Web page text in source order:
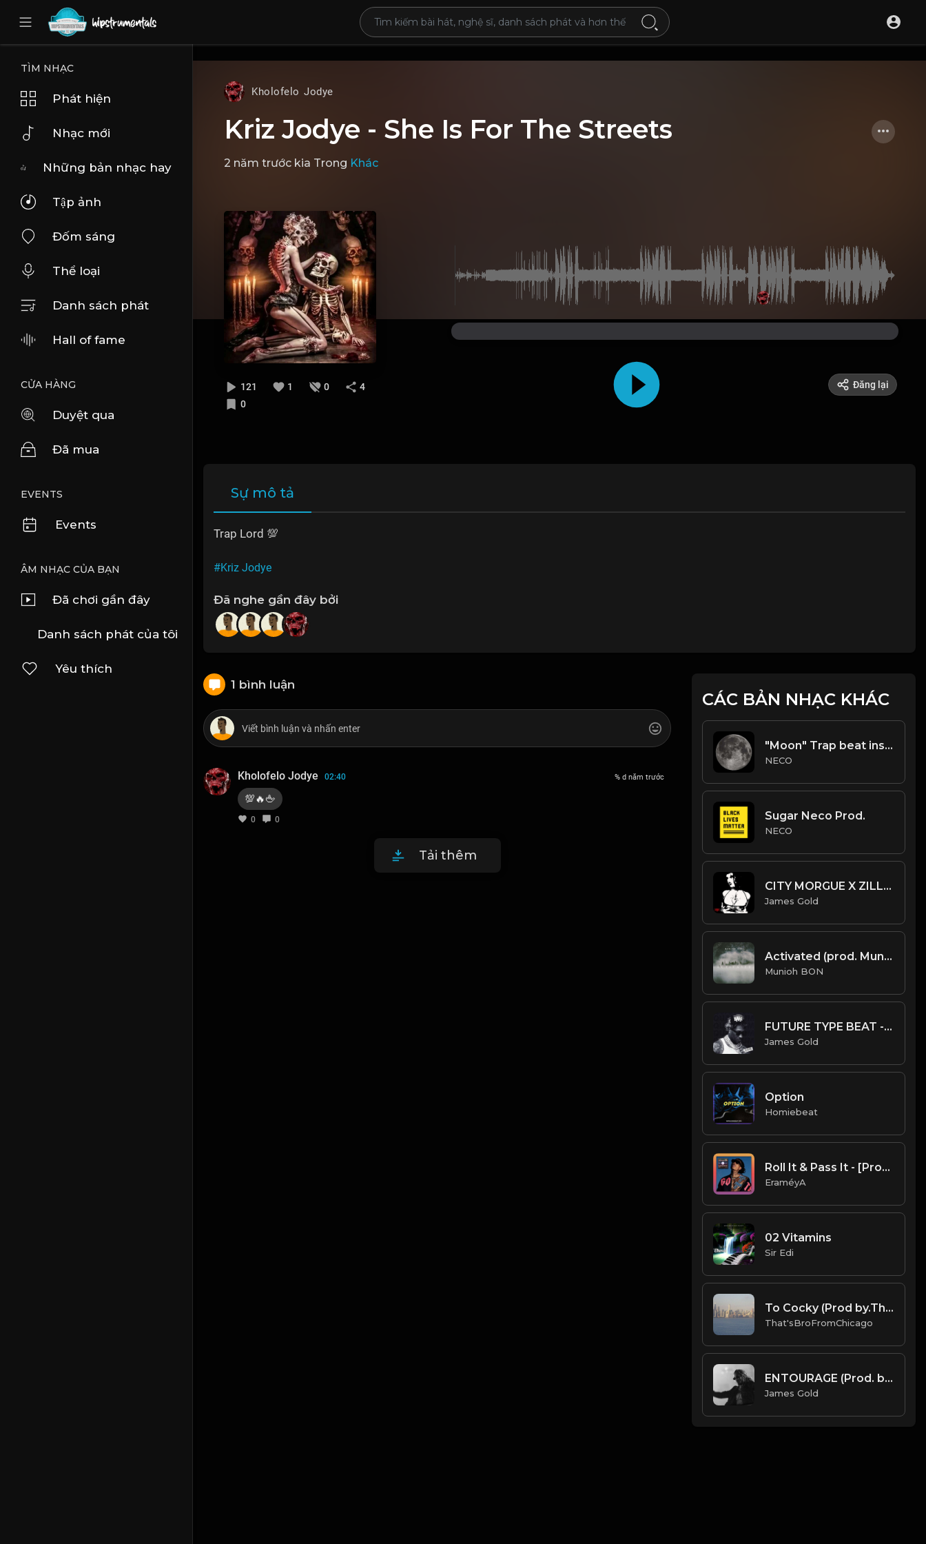
UA-36237165-1
TÌM NHẠC
Phát hiện
Nhạc mới
Những bản nhạc hay
Tập ảnh
Đốm sáng
Thể loại
Danh sách phát
Hall of fame
CỬA HÀNG
Duyệt qua
Đã mua
EVENTS
Events
ÂM NHẠC CỦA BẠN
Đã chơi gần đây
Danh sách phát của tôi
Yêu thích
Kholofelo Jodye
Kriz Jodye - She Is For The Streets
2 năm trước kia Trong Khác
121 1 0
4
0
Đăng lại
Sự mô tả
Trap Lord 💯
#Kriz Jodye
Đã nghe gần đây bởi
1 bình luận
Kholofelo Jodye 02:40
💯🔥🖕
0 0
% d năm trước
Tải thêm
CÁC BẢN NHẠC KHÁC
"Moon" Trap beat instrumental Prod.Necobeats
NECO
Sugar Neco Prod.
NECO
CITY MORGUE X ZILLAKAMI X SOSMULA TYPE BEAT ~ RIOT | PROD. JAMES GOLD
James Gold
Activated (prod. Munioh Bon)
Munioh BON
FUTURE TYPE BEAT - QUANTUM | PROD. JAMES GOLD
James Gold
Option
Homiebeat
Roll It & Pass It - [Prod. By EraméyA]
EraméyA
02 Vitamins
Sir Edi
To Cocky (Prod by.ThatsBroFromChicago & B.MoeDollar).mp3
That'sBroFromChicago
ENTOURAGE (Prod. by James Gold)
James Gold